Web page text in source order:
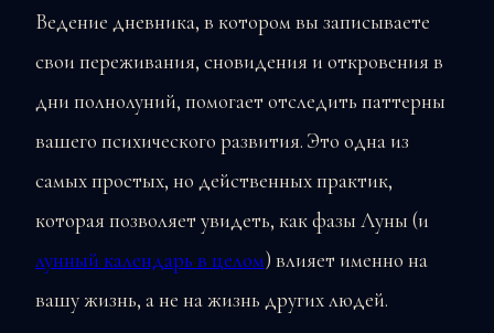
Ведение дневника, в котором вы записываете
свои переживания, сновидения и откровения в
дни полнолуний, помогает отследить паттерны
вашего психического развития. Это одна из
самых простых, но действенных практик,
которая позволяет увидеть, как фазы Луны (и
лунный календарь в целом) влияет именно на
вашу жизнь, а не на жизнь других людей.